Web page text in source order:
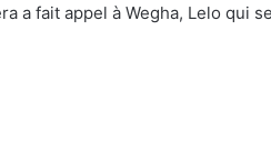
a fait appel à Wegha, Lelo qui